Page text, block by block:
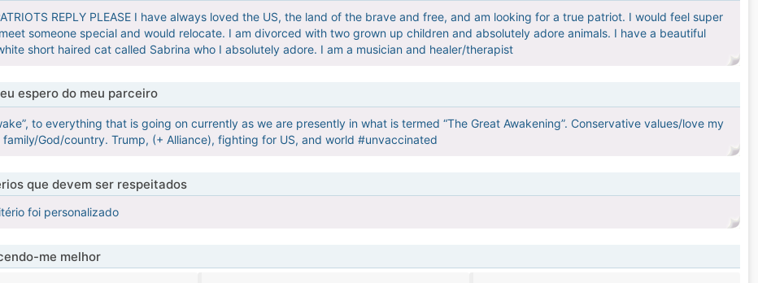
REPLY PLEASE I have always loved the US, the land of the brave and free, and am looking for a true patriot. I would feel super
someone special and would relocate. I am divorced with two grown up children and absolutely adore animals. I have a beautiful
short haired cat called Sabrina who I absolutely adore. I am a musician and healer/therapist
espero do meu parceiro
to everything that is going on currently as we are presently in what is termed “The Great Awakening”. Conservative values/love my
family/God/country. Trump, (+ Alliance), fighting for US, and world #unvaccinated
que devem ser respeitados
foi personalizado
me melhor